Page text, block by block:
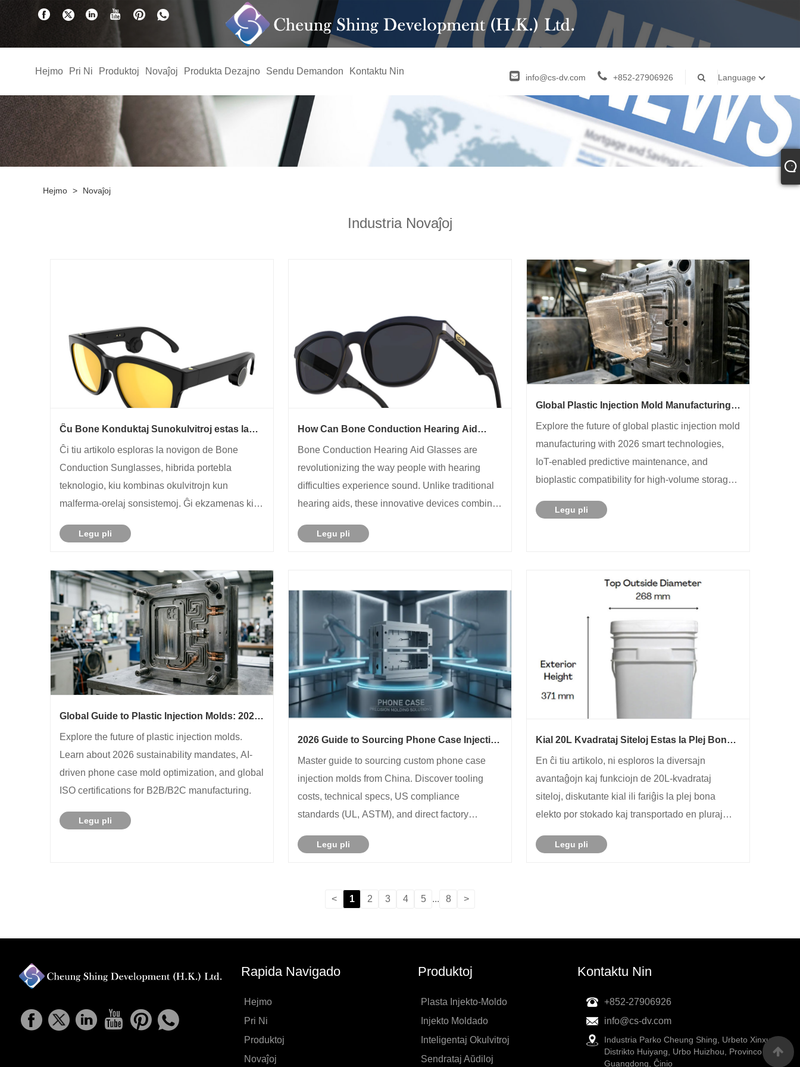
Hejmo Pri Ni Produktoj Novaĵoj Produkta Dezajno Sendu Demandon Kontaktu Nin
info@cs-dv.com +852-27906926 Language
Hejmo > Novaĵoj
Industria Novaĵoj
Ĉu Bone Konduktaj Sunokulvitroj estas la
Sportoj kaj Subĉielaj Vivstiloj
Ĉi tiu artikolo esploras la novigon de Bone
Conduction Sunglasses, hibrida portebla
teknologio, kiu kombinas okulvitrojn kun
malferma-orelaj sonsistemoj. Ĝi ekzamenas kiel
funkciojn, uzkazojn kaj aĉetajn konsiderojn. La
Legu pli
How Can Bone Conduction Hearing Aid
Bone Conduction Hearing Aid Glasses are
revolutionizing the way people with hearing
difficulties experience sound. Unlike traditional
hearing aids, these innovative devices combine
technology, delivering sound through the bones
Legu pli
Global Plastic Injection Mold Manufacturing:
Solutions
Explore the future of global plastic injection mold
manufacturing with 2026 smart technologies,
IoT-enabled predictive maintenance, and
bioplastic compatibility for high-volume storage
Legu pli
Global Guide to Plastic Injection Molds: 2026
Explore the future of plastic injection molds.
Learn about 2026 sustainability mandates, AI-
driven phone case mold optimization, and global
ISO certifications for B2B/B2C manufacturing.
Legu pli
2026 Guide to Sourcing Phone Case Injection
Master guide to sourcing custom phone case
injection molds from China. Discover tooling
costs, technical specs, US compliance
standards (UL, ASTM), and direct factory
Legu pli
Kial 20L Kvadrataj Siteloj Estas la Plej Bona
Bezonoj
En ĉi tiu artikolo, ni esploros la diversajn
avantaĝojn kaj funkciojn de 20L-kvadrataj
siteloj, diskutante kial ili fariĝis la plej bona
elekto por stokado kaj transportado en pluraj
kovros ĉion, kion vi bezonas scii pri ĉi tiuj
Legu pli
< 1 2 3 4 5 ... 8 >
Rapida Navigado
Hejmo
Pri Ni
Produktoj
Novaĵoj
Produktoj
Plasta Injekto-Moldo
Injekto Moldado
Inteligentaj Okulvitroj
Sendrataj Aŭdiloj
Kontaktu Nin
+852-27906926
info@cs-dv.com
Industria Parko Cheung Shing, Urbeto Xinxu,
Distrikto Huiyang, Urbo Huizhou, Provinco
Guangdong, Ĉinio